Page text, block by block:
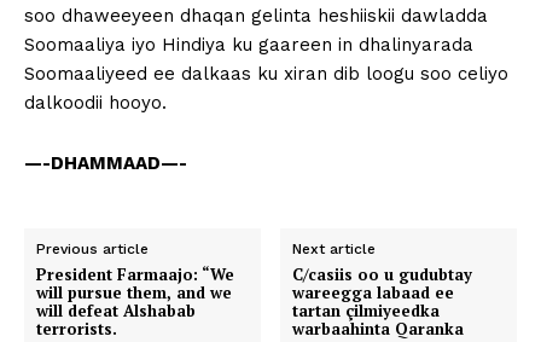
soo dhaweeyeen dhaqan gelinta heshiiskii dawladda
Soomaaliya iyo Hindiya ku gaareen in dhalinyarada
Soomaaliyeed ee dalkaas ku xiran dib loogu soo celiyo
dalkoodii hooyo.
—-DHAMMAAD—-
Previous article
President Farmaajo: “We
will pursue them, and we
will defeat Alshabab
terrorists.
Next article
C/casiis oo u gudubtay
wareegga labaad ee
tartan çilmiyeedka
warbaahinta Qaranka